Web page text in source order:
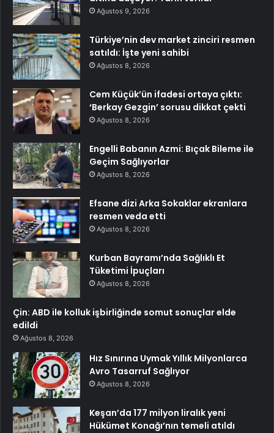
Ağustos 9, 2026
Türkiye’nin dev market zinciri resmen
satıldı: İşte yeni sahibi
Ağustos 8, 2026
Cem Küçük’ün ifadesi ortaya çıktı:
‘Berkay Gezgin’ sorusu dikkat çekti
Ağustos 8, 2026
Engelli Babanın Azmi: Bıçak Bileme ile
Geçim Sağlıyorlar
Ağustos 8, 2026
Efsane dizi Arka Sokaklar ekranlara
resmen veda etti
Ağustos 8, 2026
Kurban Bayramı’nda Sağlıklı Et
Tüketimi İpuçları
Ağustos 8, 2026
Çin: ABD ile kolluk işbirliğinde somut sonuçlar elde
edildi
Ağustos 8, 2026
Hız Sınırına Uymak Yıllık Milyonlarca
Avro Tasarruf Sağlıyor
Ağustos 8, 2026
Keşan’da 177 milyon liralık yeni
Hükümet Konağı’nın temeli atıldı